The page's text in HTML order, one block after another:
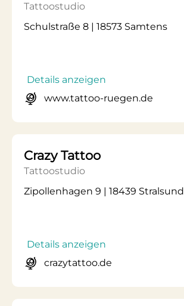
Tattoostudio
Schulstraße 8 | 18573 Samtens
Details anzeigen
www.tattoo-ruegen.de
Crazy Tattoo
Tattoostudio
Zipollenhagen 9 | 18439 Stralsund
Details anzeigen
crazytattoo.de